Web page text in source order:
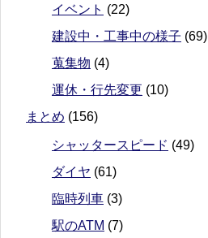
イベント (22)
建設中・工事中の様子 (69)
蒐集物 (4)
運休・行先変更 (10)
まとめ (156)
シャッタースピード (49)
ダイヤ (61)
臨時列車 (3)
駅のATM (7)